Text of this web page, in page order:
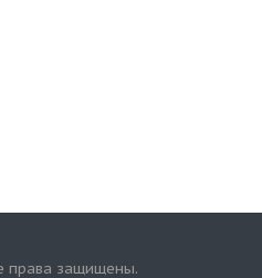
права защищены.